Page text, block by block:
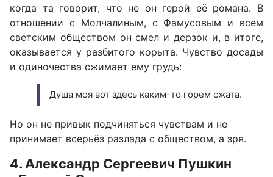
когда та говорит, что не он герой её романа. В
отношении с Молчалиным, с Фамусовым и всем
светским обществом он смел и дерзок и, в итоге,
оказывается у разбитого корыта. Чувство досады
и одиночества сжимает ему грудь:
Душа моя вот здесь каким-то горем сжата.
Но он не привык подчиняться чувствам и не
принимает всерьёз разлада с обществом, а зря.
4. Александр Сергеевич Пушкин